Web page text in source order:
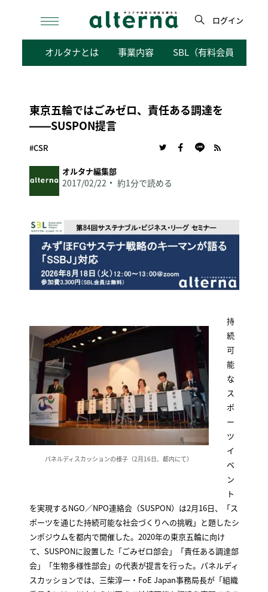
検
ログイン
オルタナとは 事業内容 SBL（有料会員向けサ
東京五輪ではごみゼロ、責任ある調達を
――SUSPON提言
#CSR
オルタナ編集部
2017/02/22 約1分で読める
パネルディスカッションの様子（2月16日、都内にて）
持
続
可
能
な
ス
ポ
ー
ツ
イ
ベ
ン
ト
を実現するNGO／NPO連絡会（SUSPON）は2月16日、「ス
ポーツを通じた持続可能な社会づくりへの挑戦」と題したシ
ンポジウムを都内で開催した。2020年の東京五輪に向け
て、SUSPONに設置した「ごみゼロ部会」「責任ある調達部
会」「生物多様性部会」の代表が提言を行った。パネルディ
スカッションでは、三柴淳一・FoE Japan事務局長が「組織